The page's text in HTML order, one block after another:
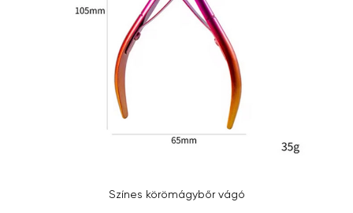
Színes körömágybőr vágó